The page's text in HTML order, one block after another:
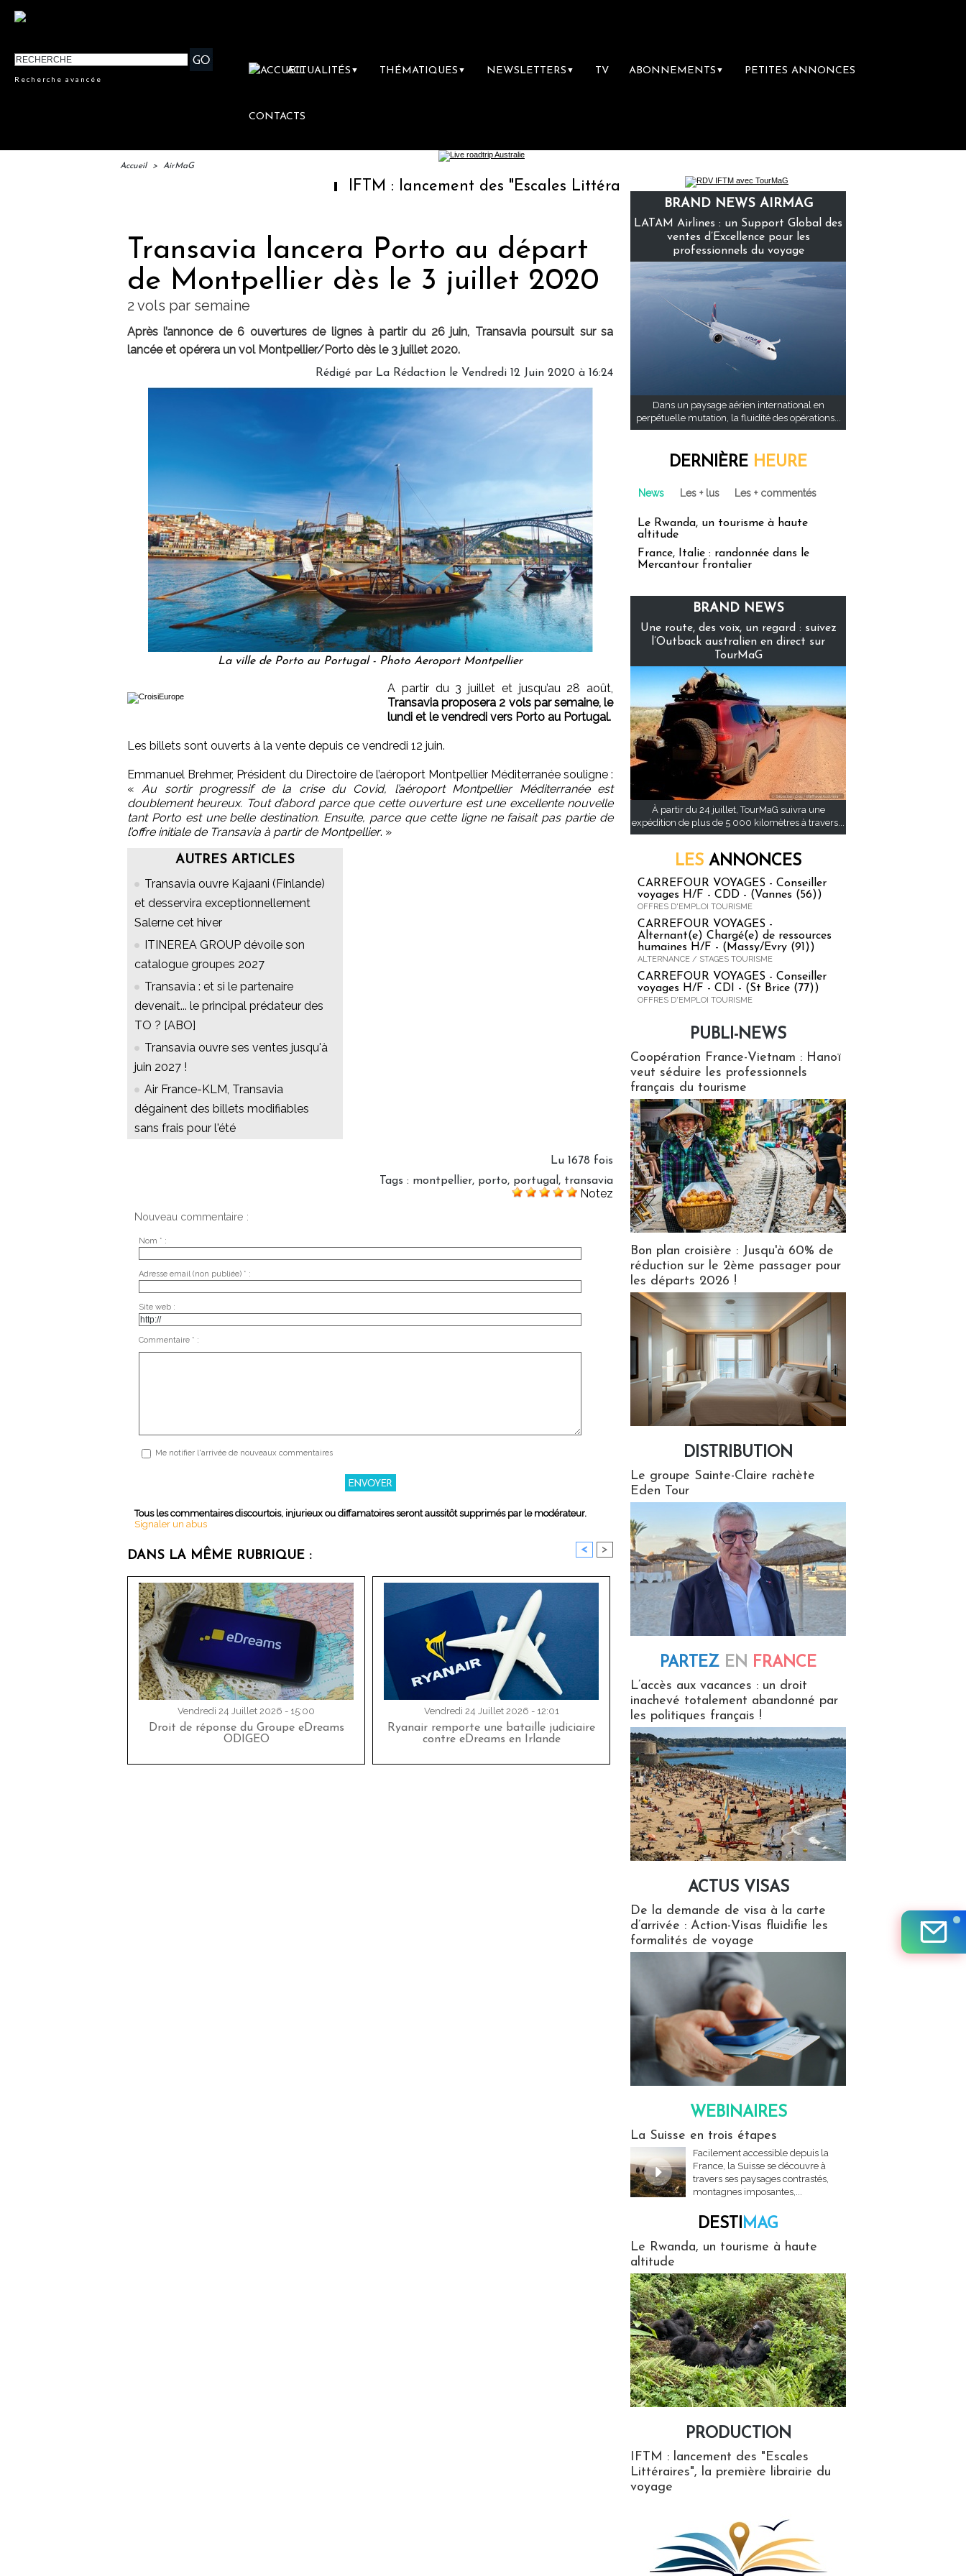
Recherche avancée
ACTUALITÉS ▼ THÉMATIQUES ▼ NEWSLETTERS ▼ TV ABONNEMENTS ▼ PETITES ANNONCES
CONTACTS
Accueil > AirMaG
IFTM : lancement des "Escales Littéraires", la première librairie du voyage
Transavia lancera Porto au départ
de Montpellier dès le 3 juillet 2020
2 vols par semaine
Après l’annonce de 6 ouvertures de lignes à partir du 26 juin, Transavia poursuit sur sa
lancée et opérera un vol Montpellier/Porto dès le 3 juillet 2020.
Rédigé par La Rédaction le Vendredi 12 Juin 2020 à 16:24
La ville de Porto au Portugal - Photo Aeroport Montpellier
A partir du 3 juillet et jusqu’au 28 août,
Transavia proposera 2 vols par semaine, le
lundi et le vendredi vers Porto au Portugal.
Les billets sont ouverts à la vente depuis ce vendredi 12 juin.
Emmanuel Brehmer, Président du Directoire de l’aéroport Montpellier Méditerranée souligne :
«Au sortir progressif de la crise du Covid, l’aéroport Montpellier Méditerranée est
doublement heureux. Tout d’abord parce que cette ouverture est une excellente nouvelle
tant Porto est une belle destination. Ensuite, parce que cette ligne ne faisait pas partie de
l’offre initiale de Transavia à partir de Montpellier. »
AUTRES ARTICLES
Transavia ouvre Kajaani (Finlande)
et desservira exceptionnellement
Salerne cet hiver
ITINEREA GROUP dévoile son
catalogue groupes 2027
Transavia : et si le partenaire
devenait... le principal prédateur des
TO ? [ABO]
Transavia ouvre ses ventes jusqu'à
juin 2027 !
Air France-KLM, Transavia
dégainent des billets modifiables
sans frais pour l'été
Lu 1678 fois
Tags : montpellier, porto, portugal , transavia
Notez
Nouveau commentaire :
Nom * :
Adresse email (non publiée) * :
Site web :
Commentaire * :
Me notifier l'arrivée de nouveaux commentaires
Tous les commentaires discourtois, injurieux ou diffamatoires seront aussitôt supprimés par le modérateur.
Signaler un abus
DANS LA MÊME RUBRIQUE : < >
Vendredi 24 Juillet 2026 - 15:00
Droit de réponse du Groupe eDreams
ODIGEO
Vendredi 24 Juillet 2026 - 12:01
Ryanair remporte une bataille judiciaire
contre eDreams en Irlande
BRAND NEWS AIRMAG
LATAM Airlines : un Support Global des
ventes d’Excellence pour les
professionnels du voyage
Dans un paysage aérien international en
perpétuelle mutation, la fluidité des opérations...
DERNIÈRE HEURE
News Les + lus Les + commentés
Le Rwanda, un tourisme à haute
altitude
France, Italie : randonnée dans le
Mercantour frontalier
BRAND NEWS
Une route, des voix, un regard : suivez
l’Outback australien en direct sur
TourMaG
À partir du 24 juillet, TourMaG suivra une
expédition de plus de 5 000 kilomètres à travers...
LES ANNONCES
CARREFOUR VOYAGES - Conseiller
voyages H/F - CDD - (Vannes (56))
OFFRES D'EMPLOI TOURISME
CARREFOUR VOYAGES -
Alternant(e) Chargé(e) de ressources
humaines H/F - (Massy/Evry (91))
ALTERNANCE / STAGES TOURISME
CARREFOUR VOYAGES - Conseiller
voyages H/F - CDI - (St Brice (77))
OFFRES D'EMPLOI TOURISME
PUBLI-NEWS
Coopération France-Vietnam : Hanoï
veut séduire les professionnels
français du tourisme
Bon plan croisière : Jusqu'à 60% de
réduction sur le 2ème passager pour
les départs 2026 !
DISTRIBUTION
Le groupe Sainte-Claire rachète
Eden Tour
PARTEZ EN FRANCE
L’accès aux vacances : un droit
inachevé totalement abandonné par
les politiques français !
ACTUS VISAS
De la demande de visa à la carte
d’arrivée : Action-Visas fluidifie les
formalités de voyage
WEBINAIRES
La Suisse en trois étapes
Facilement accessible depuis la
France, la Suisse se découvre à
travers ses paysages contrastés,
montagnes imposantes,...
DESTIMAG
Le Rwanda, un tourisme à haute
altitude
PRODUCTION
IFTM : lancement des "Escales
Littéraires", la première librairie du
voyage